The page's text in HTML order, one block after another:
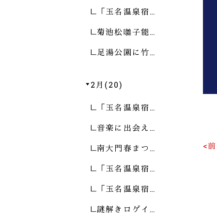
<
「玉名温泉宿…
菊池松囃子能…
足湯公園に竹…
2月(20)
「玉名温泉宿…
音楽に出会え…
南大門春まつ…
「玉名温泉宿…
「玉名温泉宿…
謎解きロゲイ…